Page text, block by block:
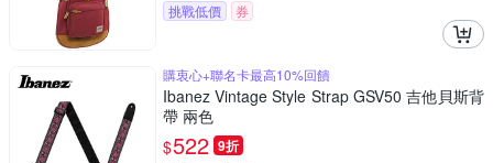
挑戰低價
券
購衷心+聯名卡最高10%回饋
Ibanez Vintage Style Strap GSV50 吉他貝斯背
帶 兩色
$522 9折